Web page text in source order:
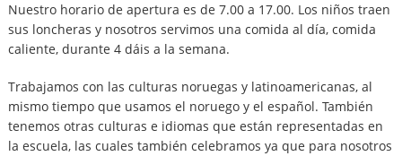
Nuestro horario de apertura es de 7.00 a 17.00. Los niños traen
sus loncheras y nosotros servimos una comida al día, comida
caliente, durante 4 dáis a la semana.
Trabajamos con las culturas noruegas y latinoamericanas, al
mismo tiempo que usamos el noruego y el español. También
tenemos otras culturas e idiomas que están representadas en
la escuela, las cuales también celebramos ya que para nosotros